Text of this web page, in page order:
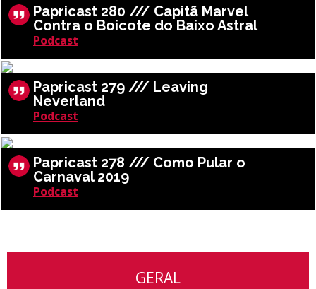
Papricast 280 /// Capitã Marvel
Contra o Boicote do Baixo Astral
Podcast
Papricast 279 /// Leaving
Neverland
Podcast
Papricast 278 /// Como Pular o
Carnaval 2019
Podcast
GERAL